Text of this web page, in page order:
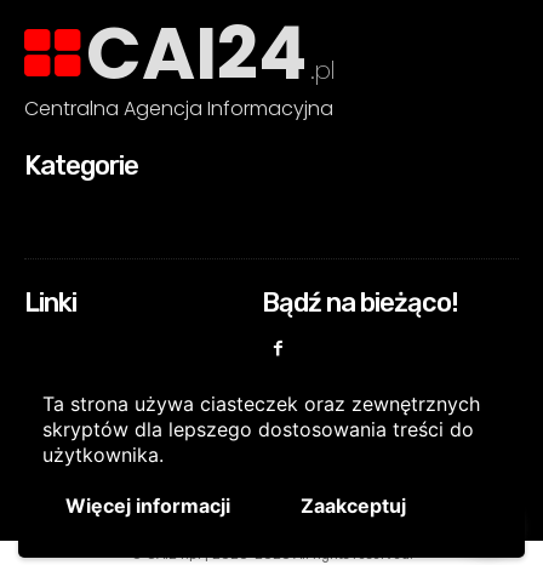
Ta strona używa ciasteczek oraz zewnętrznych
skryptów dla lepszego dostosowania treści do
użytkownika.
Więcej informacji Zaakceptuj
CAI24 .pl
Centralna Agencja Informacyjna
Kategorie
Linki Bądź na bieżąco!
© CAI24.pl | 2020-2026 All rights reserved.